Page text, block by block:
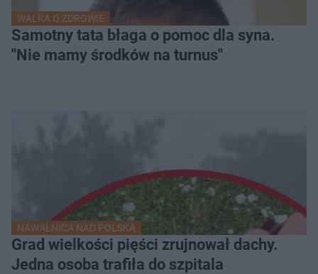
WALKA O ZDROWIE
Samotny tata błaga o pomoc dla syna.
"Nie mamy środków na turnus"
NAWAŁNICA NAD POLSKĄ
Grad wielkości pięści zrujnował dachy.
Jedna osoba trafiła do szpitala